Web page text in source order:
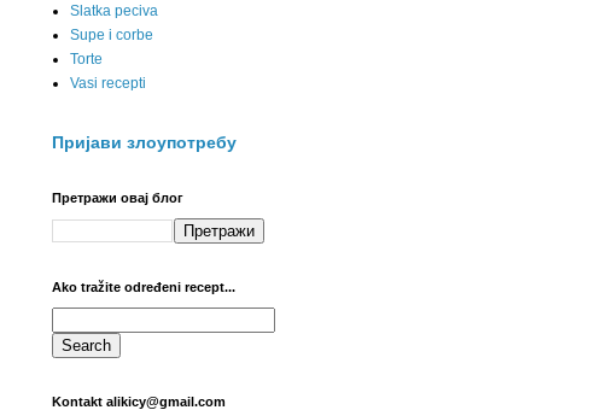
Slatka peciva
Supe i corbe
Torte
Vasi recepti
Пријави злоупотребу
Претражи овај блог
Ako tražite određeni recept...
Kontakt alikicy@gmail.com